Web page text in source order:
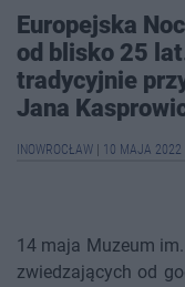
Europejska
od blisko 25
tradycyjnie
Jana
INOWROCŁAW 10 MAJA 2022
14 maja Muzeum
zwiedzających od